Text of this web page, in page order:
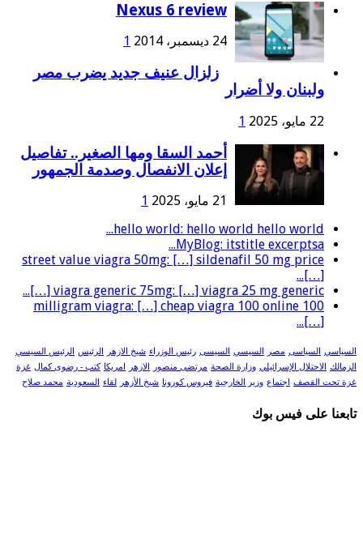
Nexus 6 review
24 ديسمبر، 2014 1
زلزال عنيف جديد يضرب مصر
ولبنان ولا أضرار
22 مايو، 2025 1
أحمد السقا ومها الصغير.. تفاصيل
إعلان الانفصال وصدمة الجمهور
21 مايو، 2025
1
hello world: hello world hello world...
MyBlog: itstitle excerptsa...
street value viagra 50mg: […] sildenafil 50 mg price
[…]...
viagra generic 75mg: […] viagra 25 mg generic […]...
100 milligram viagra: […] cheap viagra 100 online
[…]...
السياسي السياسى مصر السيسي السيسى رئيس الوزراء شيخ الازهر الرئيس الرئيس السيسي
الزمالك الاحتلال الإسرائيلي وزارة الصحة مرتضى منصور الازهر امريكا كتب - رضوى كمال غزة
غزة تحت القصف
اجتماع وزير الخارجية فيروس كورونا شيخ الأزهر لقاء السعودية محمد صلاح
تابعنا على فيس بوك